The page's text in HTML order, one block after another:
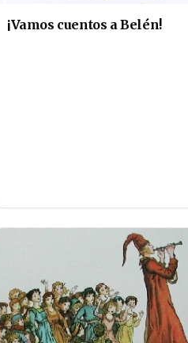
¡Vamos cuentos a Belén!